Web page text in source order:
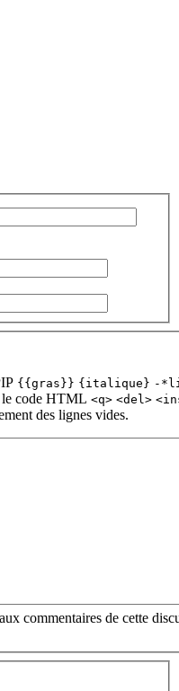
{{gras}} {italique} -
le code HTML <q> <del>
des lignes vides.
commentaires de cette